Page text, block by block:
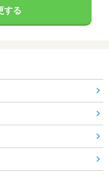
する